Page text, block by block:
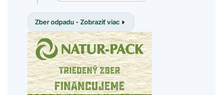
Zber odpadu - Zobraziť viac